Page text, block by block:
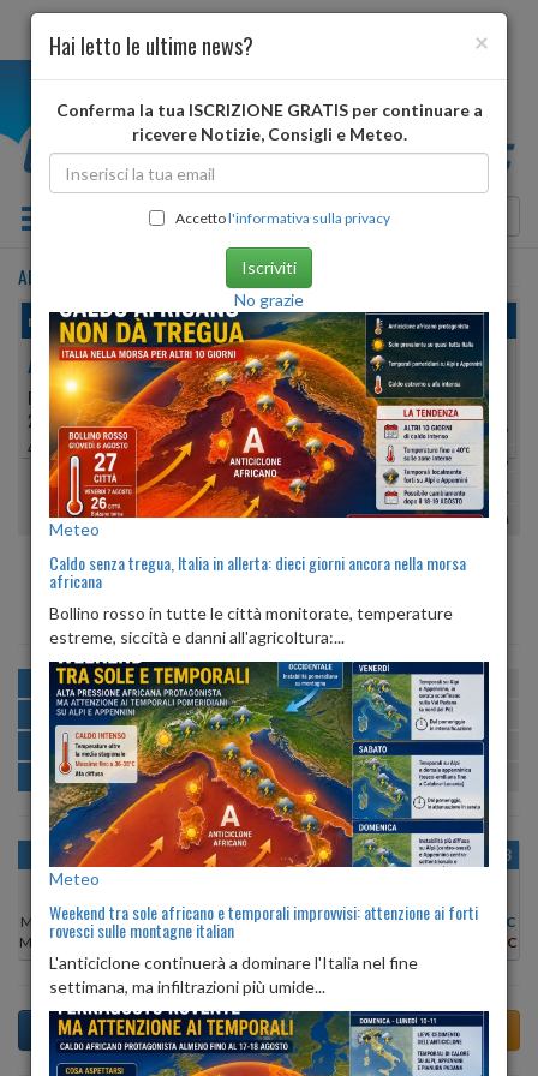
Toggle navigation
ALBANO SANT'ALESSANDRO previsioni meteo
martedì, 11 agosto 2026
ALBANO SANT'ALESSANDRO
PROVINCIA DI:BERGAMO
243 METRI S.L.M.
45º 41′ 15″ N 9º 46′ 18″ E
Min:21°| Max:28°
Umidità53% 81%
vento debole
Pioggia:0 mm| Neve:0 mm
ore 06:16 ore 20:36
MATTINA min:21º max:28º U:53%
POMERIGGIO min:29º max:32º U:51%
SERA min:26º max:32º U:71%-78%
NOTTE min:22º max:24º U:82%
OGGI
Min: 23°C
Max:28°C
SAB 08
Min: 21°C
Max:25°C
DOM 09
Min:21°C
Max: 26°C
LUN 10
Min:21°C
MAR 11
Min:21°C
MER 12
Min:21°C
GIO 13
Min:
21°C
28°C
×
Hai letto le ultime news?
Conferma la tua ISCRIZIONE GRATIS per continuare a
ricevere Notizie, Consigli e Meteo.
Accettol'informativa sulla privacy
Iscriviti
No grazie
Meteo
Caldo senza tregua, Italia in allerta: dieci giorni ancora nella morsa
africana
Bollino rosso in tutte le città monitorate, temperature
estreme, siccità e danni all'agricoltura:...
Meteo
Weekend tra sole africano e temporali improvvisi: attenzione ai forti
rovesci sulle montagne italian
L'anticiclone continuerà a dominare l'Italia nel fine
settimana, ma infiltrazioni più umide...